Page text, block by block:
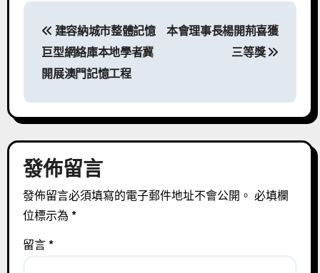
文
章
導
覽
建容納城市整體記憶
巨型網絡庫本地學者冀
開展澳門記憶工程
本會理事長楊開荊喜獲
三等獎
發佈留言
發佈留言必須填寫的電子郵件地址不會公開。 必填欄
位標示為 *
留言 *